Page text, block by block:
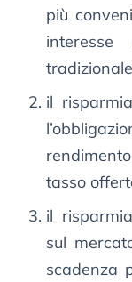
più
il
tasso
il
sul
scadenza